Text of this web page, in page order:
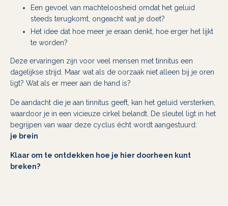
Een gevoel van machteloosheid omdat het geluid
steeds terugkomt, ongeacht wat je doet?
Het idee dat hoe meer je eraan denkt, hoe erger het lijkt
te worden?
Deze ervaringen zijn voor veel mensen met tinnitus een
dagelijkse strijd. Maar wat als de oorzaak niet alleen bij je oren
ligt? Wat als er meer aan de hand is?
De aandacht die je aan tinnitus geeft, kan het geluid versterken,
waardoor je in een vicieuze cirkel belandt. De sleutel ligt in het
begrijpen van waar deze cyclus écht wordt aangestuurd:
je brein
Klaar om te ontdekken hoe je hier doorheen kunt
breken?